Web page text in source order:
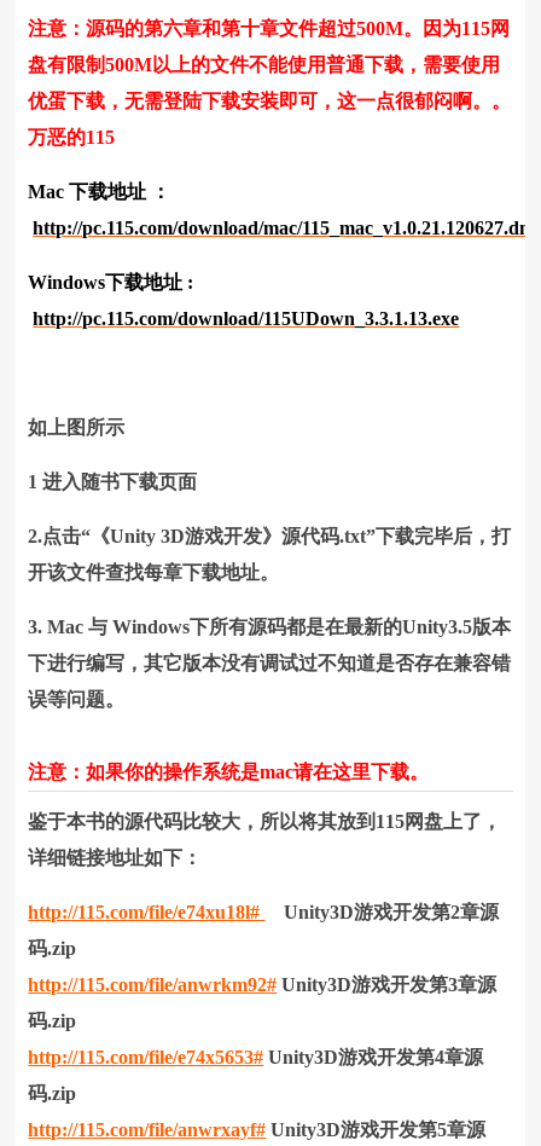
注意：源码的第六章和第十章文件超过500M。因为115网
盘有限制500M以上的文件不能使用普通下载，需要使用
优蛋下载，无需登陆下载安装即可，这一点很郁闷啊。。
万恶的115
Mac 下载地址 ：
http://pc.115.com/download/mac/
Windows下载地址 :
http://pc.115.com/download/115UDown_3.3.1.13.exe
如上图所示
1 进入随书下载页面
2.点击“《Unity 3D游戏开发》源代码.txt”下载完毕后，打
开该文件查找每章下载地址。
3. Mac 与 Windows下所有源码都是在最新的Unity3.5版本
下进行编写，其它版本没有调试过不知道是否存在兼容错
误等问题。
注意：如果你的操作系统是mac请在这里下载。
鉴于本书的源代码比较大，所以将其放到115网盘上了，
详细链接地址如下：
http://115.com/file/e74xu18l#
Unity3D游戏开发第2章源
码.zip
http://115.com/file/anwrkm92# Unity3D游戏开发第3章源
码.zip
http://115.com/file/e74x5653# Unity3D游戏开发第4章源
码.zip
http://115.com/file/anwrxayf# Unity3D游戏开发第5章源